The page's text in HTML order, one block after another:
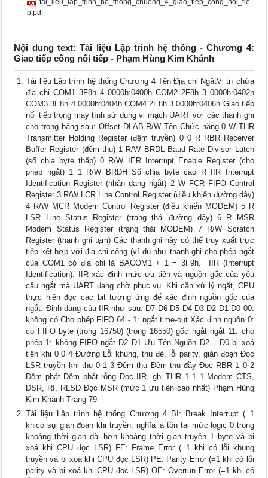
tai_lieu_lap_trinh_he_thong_chuong_4_giao_tiep_cong_noi_tie
p.pdf
Nội dung text: Tài liệu Lập trình hệ thống - Chương 4:
Giao tiếp cống nối tiếp - Phạm Hùng Kim Khánh
Tài liệu Lập trình hệ thống Chương 4 Tên Địa chỉ NgắtVị trí chứa
địa chỉ COM1 3F8h 4 0000h:0400h COM2 2F8h 3 0000h:0402h
COM3 3E8h 4 0000h:0404h COM4 2E8h 3 0000h:0406h Giao tiếp
nối tiếp trong máy tính sử dụng vi mạch UART với các thanh ghi
cho trong bảng sau: Offset DLAB R/W Tên Chức năng 0 W THR
Transmitter Holding Register (đệm truyền) 0 0 R RBR Receiver
Buffer Register (đệm thu) 1 R/W BRDL Baud Rate Divisor Latch
(số chia byte thấp) 0 R/W IER Interrupt Enable Register (cho
phép ngắt) 1 1 R/W BRDH Số chia byte cao R IIR Interrupt
Identification Register (nhận dạng ngắt) 2 W FCR FIFO Control
Register 3 R/W LCR Line Control Register (điều khiển đường dây)
4 R/W MCR Modem Control Register (điều khiển MODEM) 5 R
LSR Line Status Register (trạng thái đường dây) 6 R MSR
Modem Status Register (trạng thái MODEM) 7 R/W Scratch
Register (thanh ghi tạm) Các thanh ghi này có thể truy xuất trực
tiếp kết hợp với địa chỉ cổng (ví dụ như thanh ghi cho phép ngắt
của COM1 có địa chỉ là BACOM1 + 1 = 3F9h.  IIR (Interrupt
Identification): IIR xác định mức ưu tiên và nguồn gốc của yêu
cầu ngắt mà UART đang chờ phục vụ. Khi cần xử lý ngắt, CPU
thực hiện đọc các bit tương ứng để xác định nguồn gốc của
ngắt. Định dạng của IIR như sau: D7 D6 D5 D4 D3 D2 D1 D0 00:
không có Cho phép FIFO 64 - 1: ngắt time-out Xác định nguồn 0:
có FIFO byte (trong 16750) (trong 16550) gốc ngắt ngắt 11: cho
phép 1: không FIFO ngắt D2 D1 Ưu Tên Nguồn D2 – D0 bị xoá
tiên khi 0 0 4 Đường Lỗi khung, thu đè, lỗi parity, gián đoạn Đọc
LSR truyền khi thu 0 1 3 Đệm thu Đệm thu đầy Đọc RBR 1 0 2
Đệm phát Đệm phát rỗng Đọc IIR, ghi THR 1 1 1 Modem CTS,
DSR, RI, RLSD Đọc MSR (mức 1 ưu tiên cao nhất) Phạm Hùng
Kim Khánh Trang 79
Tài liệu Lập trình hệ thống Chương 4 BI: Break Interrupt (=1
khicó sự gián đoạn khi truyền, nghĩa là tồn tại mức logic 0 trong
khoảng thời gian dài hơn khoảng thời gian truyền 1 byte và bị
xoá khi CPU đọc LSR) FE: Frame Error (=1 khi có lỗi khung
truyền và bị xoá khi CPU đọc LSR) PE: Parity Error (=1 khi có lỗi
parity và bị xoá khi CPU đọc LSR) OE: Overrun Error (=1 khi có